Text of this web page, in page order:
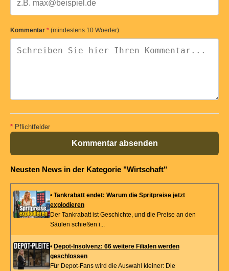
Kommentar * (mindestens 10 Woerter)
* Pflichtfelder
Kommentar absenden
Neusten News in der Kategorie "Wirtschaft"
• Tankrabatt endet: Warum die Spritpreise jetzt
explodieren
Der Tankrabatt ist Geschichte, und die Preise an den
Säulen schießen i...
• Depot-Insolvenz: 66 weitere Filialen werden
geschlossen
Für Depot-Fans wird die Auswahl kleiner: Die